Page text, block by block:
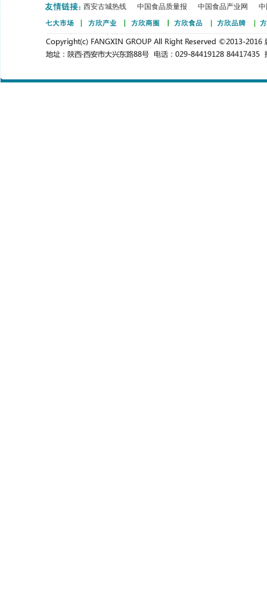
西安古城热线 中国食品质量报 中国食品产业网